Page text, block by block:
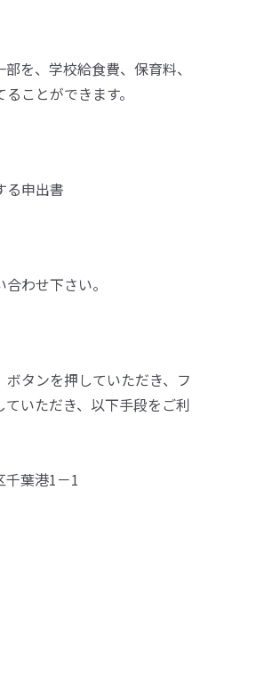
を、学校給食費、保育料、
ことができます。
る申出書
わせ下さい。
タンを押していただき、フ
いただき、以下手段をご利
千葉港1－1